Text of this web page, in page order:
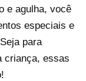
e agulha, você
especiais e
para
criança, essas